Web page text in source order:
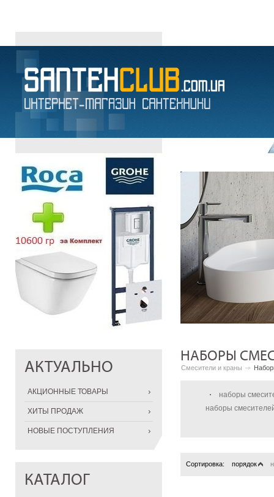
АКТУАЛЬНО
АКЦИОННЫЕ ТОВАРЫ
ХИТЫ ПРОДАЖ
НОВЫЕ ПОСТУПЛЕНИЯ
КАТАЛОГ
НАБОРЫ
Смесители и краны
наборы
наборы
Сортировка: порядок